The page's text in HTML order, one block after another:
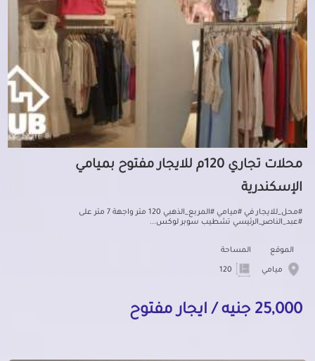
محلات تجاري 120م للايجار مفتوح بميامي
الإسكندرية
#محل_للايجار في #ميامي #المربع_الذهبي 120 متر واجهة 7 متر على
#عبد_الناصر_الرئيسي تشطيب سوبر لوكس...
الموقع
ميامي
المساحة
25,000 جنيه / ايجار مفتوح